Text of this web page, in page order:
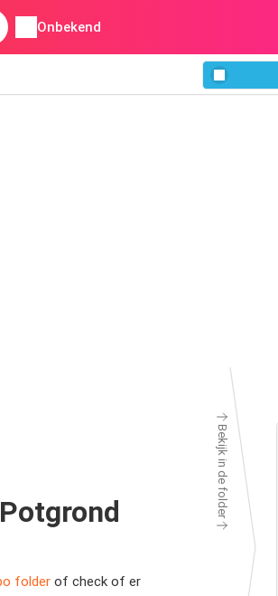
Onbekend
folder of check of er
Bekijk in de folder